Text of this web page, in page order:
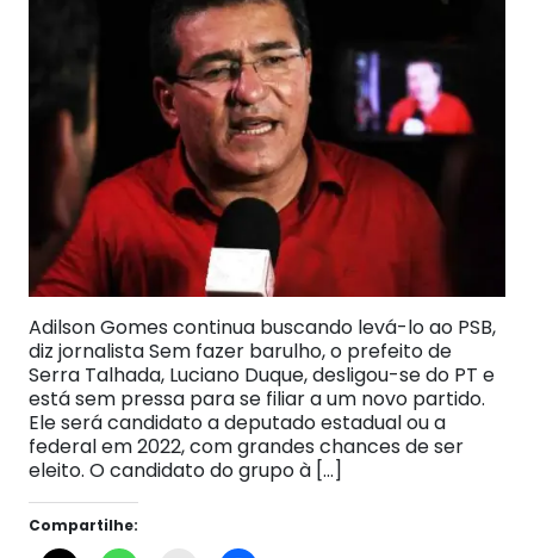
Adilson Gomes continua buscando levá-lo ao PSB,
diz jornalista Sem fazer barulho, o prefeito de
Serra Talhada, Luciano Duque, desligou-se do PT e
está sem pressa para se filiar a um novo partido.
Ele será candidato a deputado estadual ou a
federal em 2022, com grandes chances de ser
eleito. O candidato do grupo à […]
Compartilhe: